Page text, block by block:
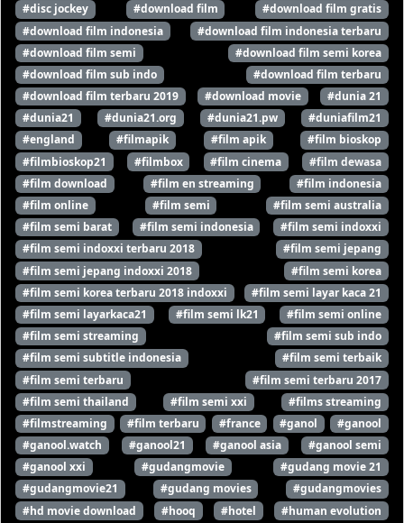
#disc jockey
#download film
#download film gratis
#download film indonesia
#download film indonesia terbaru
#download film semi
#download film semi korea
#download film sub indo
#download film terbaru
#download film terbaru 2019
#download movie
#dunia 21
#dunia21
#dunia21.org #dunia21.pw
#duniafilm21
#england
#filmapik #film apik
#film bioskop
#filmbioskop21
#filmbox #film cinema
#film dewasa
#film download
#film en streaming
#film indonesia
#film online
#film semi
#film semi australia
#film semi barat
#film semi indonesia
#film semi indoxxi
#film semi indoxxi terbaru 2018
#film semi jepang
#film semi jepang indoxxi 2018
#film semi korea
#film semi korea terbaru 2018 indoxxi
#film semi layar kaca 21
#film semi layarkaca21
#film semi lk21
#film semi online
#film semi streaming
#film semi sub indo
#film semi subtitle indonesia
#film semi terbaik
#film semi terbaru
#film semi terbaru 2017
#film semi thailand
#film semi xxi
#films streaming
#filmstreaming
#film terbaru #france #ganol
#ganool
#ganool.watch
#ganool21 #ganool asia
#ganool semi
#ganool xxi
#gudangmovie
#gudang movie 21
#gudangmovie21
#gudang movies
#gudangmovies
#hd movie download
#hooq #hotel
#human evolution